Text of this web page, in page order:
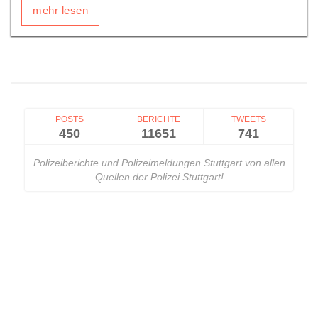
mehr lesen
POSTS
450
BERICHTE
11651
TWEETS
741
Polizeiberichte und Polizeimeldungen Stuttgart von allen
Quellen der Polizei Stuttgart!